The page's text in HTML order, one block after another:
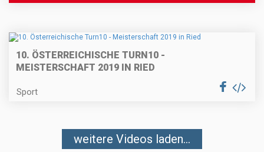
10. ÖSTERREICHISCHE TURN10 -
MEISTERSCHAFT 2019 IN RIED
Sport
weitere Videos laden...